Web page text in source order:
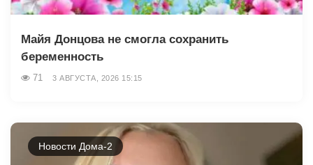
Майя Донцова не смогла сохранить
беременность
71 3 АВГУСТА, 2026 15:15
Новости Дома-2